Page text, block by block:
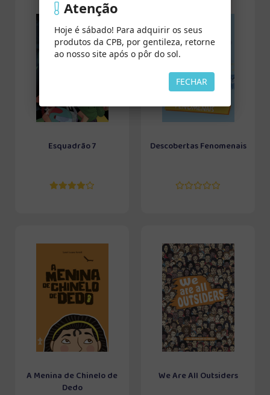
Esquadrão 7 Descobertas Fenomenais
A Menina de Chinelo de
Dedo
We Are All Outsiders
Atenção
Hoje é sábado! Para adquirir os seus
produtos da CPB, por gentileza, retorne
ao nosso site após o pôr do sol.
FECHAR